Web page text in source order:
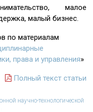
малое
малый бизнес.
по материалам
права и управления»
Полный текст статьи
научно-технологической